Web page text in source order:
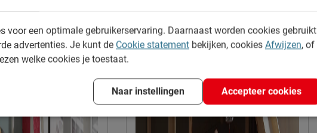
voor een optimale gebruikerservaring. Daarnaast worden cookies gebruikt
advertenties. Je kunt de Cookie statement bekijken, cookies Afwijzen, of
welke cookies je toestaat.
Naar instellingen Accepteer cookies